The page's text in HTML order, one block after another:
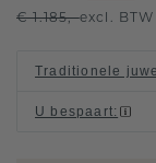
€ 1.185,-excl. BTW
Traditionele
U bespaart: